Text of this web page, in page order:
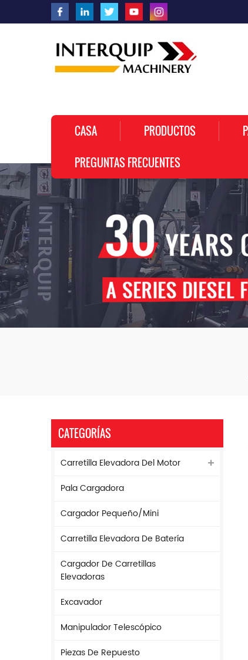
CASA PRODUCTOS
PREGUNTAS FRECUENTES
CATEGORÍAS
Carretilla Elevadora Del Motor
Pala Cargadora
Cargador Pequeño/mini
Carretilla Elevadora De Batería
Cargador De Carretillas
Elevadoras
Excavador
Manipulador Telescópico
Piezas De Repuesto